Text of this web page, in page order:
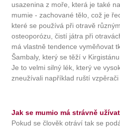
usazenina z moře, která je také
mumie - zachované tělo, což je
které se používá při otravě
osteoporózu, čistí játra při
má vlastně tendence vyměňovat
Šambaly, který se těží v
Je to velmi silný lék, který ve
zneužívali například ruští
Jak se mumio má strávně
Pokud se člověk otráví tak se